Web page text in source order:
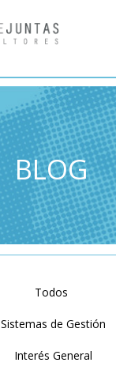
BLOG
Todos
Sistemas de Gestión
Interés General